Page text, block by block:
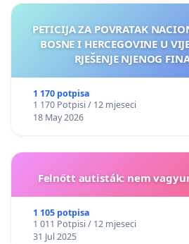
PETICIJA ZA POVRATAK
BOSNE I HERCEGOVINE U
RJEŠENJE NJENOG
1 170 potpisa
1 170 Potpisi / 12 mjeseci
18 May 2026
Felnőtt autisták: nem
1 105 potpisa
1 011 Potpisi / 12 mjeseci
31 Jul 2025